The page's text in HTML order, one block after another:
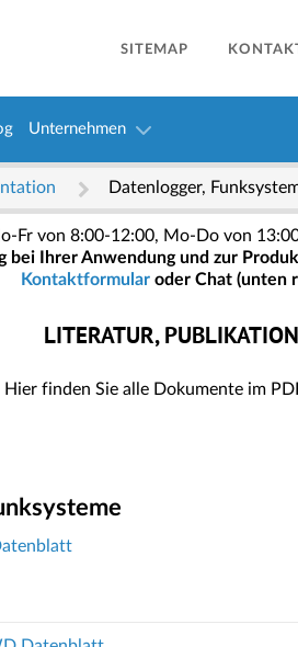
SITEMAP
Unternehmen
Datenlogger,
Fr von 8:00-12:00, Mo-Do von
bei Ihrer Anwendung und zur
Kontaktformularoder Chat (unten
LITERATUR,
Hier finden Sie alle Dokumente im